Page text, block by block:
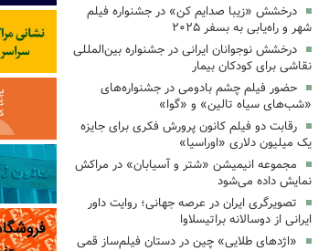
درخشش «زیبا صدایم کن» در جشنواره فیلم
شهر و راه‌یابی به بسفر ۲۰۲۵
درخشش نوجوانان ایرانی در جشنواره بین‌المللی
نقاشی برای کودکان بیمار
حضور فیلم چشم بادومی در جشنواره‌های
«شب‌های سیاه تالین» و «گوا»
رقابت دو فیلم کانون پرورش فکری برای جایزه
یک میلیون دلاری «اوراسیا»
مجموعه انیمیشن «شتر و آسیابان» در مراکش
نمایش داده می‌شود
تصویرگری ایران در عرصه جهانی؛ روایت داور
ایرانی از دوسالانه براتیسلاوا
«اژدهای طلایی» چین در دستان فیلم‌ساز قمی